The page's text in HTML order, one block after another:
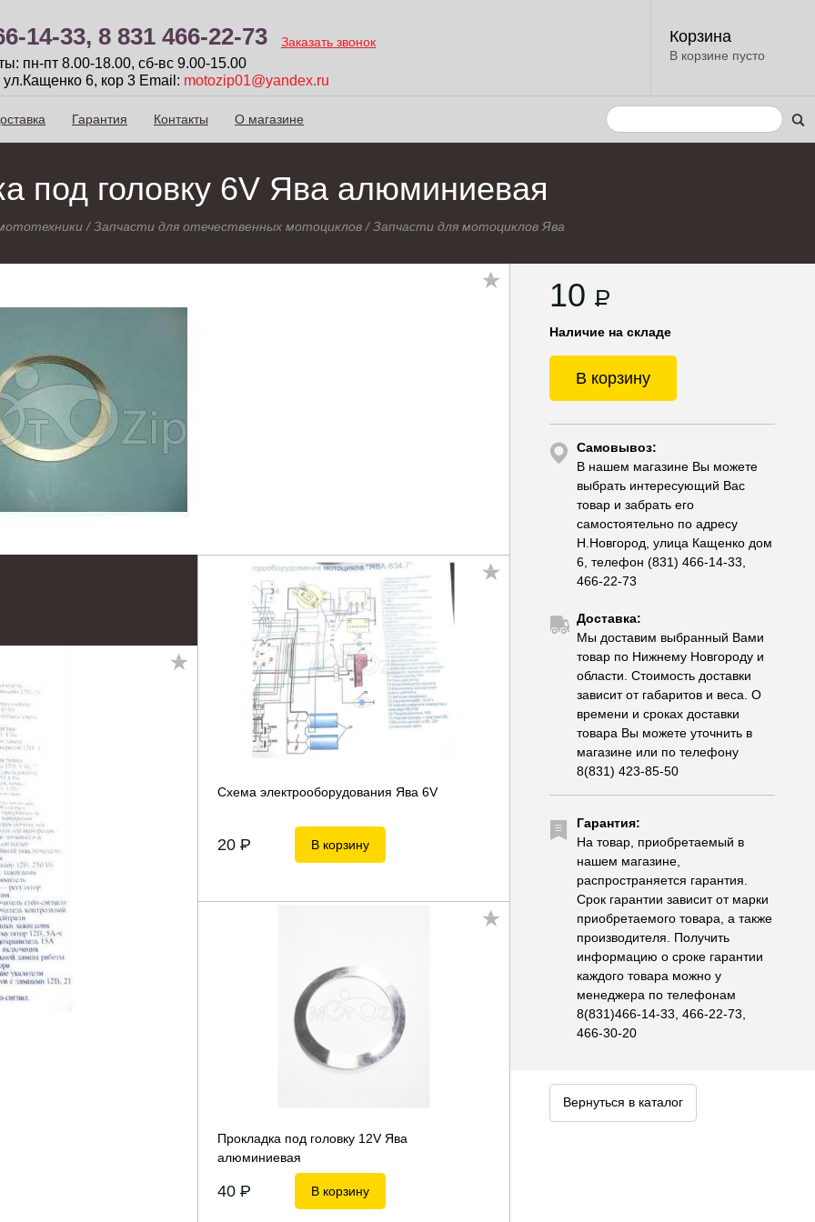
14-33, 8 831 466-22-73 Заказать звонок
пн-пт 8.00-18.00, сб-вc 9.00-15.00
6, кор 3 Email: motozip01@yandex.ru
Корзина
В корзине пусто
Гарантия Контакты О магазине
под головку 6V Ява алюминиевая
/Запчасти для отечественных мотоциклов /Запчасти для мотоциклов Ява
10 P
Наличие на складе
В корзину
Самовывоз:
В нашем магазине Вы можете
выбрать интересующий Вас
товар и забрать его
самостоятельно по адресу
Н.Новгород, улица Кащенко дом
6, телефон (831) 466-14-33,
466-22-73
Доставка:
Мы доставим выбранный Вами
товар по Нижнему Новгороду и
области. Стоимость доставки
зависит от габаритов и веса. О
времени и сроках доставки
товара Вы можете уточнить в
магазине или по телефону
8(831) 423-85-50
Гарантия:
На товар, приобретаемый в
нашем магазине,
распространяется гарантия.
Срок гарантии зависит от марки
приобретаемого товара, а также
производителя. Получить
информацию о сроке гарантии
каждого товара можно у
менеджера по телефонам
8(831)466-14-33, 466-22-73,
466-30-20
Вернуться в каталог
Схема электрооборудования Ява 6V
20 P В корзину
Прокладка под головку 12V Ява
алюминиевая
40 P В корзину